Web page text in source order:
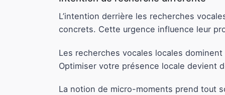
L’intention derrière les recherches
concrets. Cette urgence influence leur
Les recherches vocales locales
Optimiser votre présence locale devient
La notion de micro-moments prend tout